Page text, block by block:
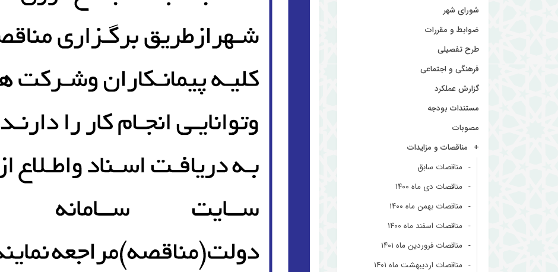
شورای شهر
ضوابط و مقررات
طرح تفصیلی
فرهنگی و اجتماعی
گزارش عملکرد
مستندات بودجه
مصوبات
مناقصات و مزایدات
مناقصات سابق
مناقصات دی ماه ۱۴۰۰
مناقصات بهمن ماه ۱۴۰۰
مناقصات اسفند ماه ۱۴۰۰
مناقصات فروردین ماه ۱۴۰۱
مناقصات اردیبهشت ماه ۱۴۰۱